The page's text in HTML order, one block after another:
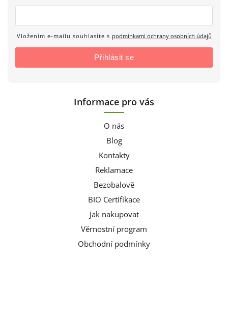
Vložením e-mailu souhlasíte s podmínkami ochrany osobních údajů
Přihlásit se
Informace pro vás
O nás
Blog
Kontakty
Reklamace
Bezobalově
BIO Certifikace
Jak nakupovat
Věrnostní program
Obchodní podmínky